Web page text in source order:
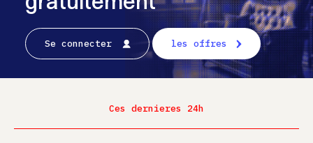
Se connecter les offres
Ces dernieres 24h